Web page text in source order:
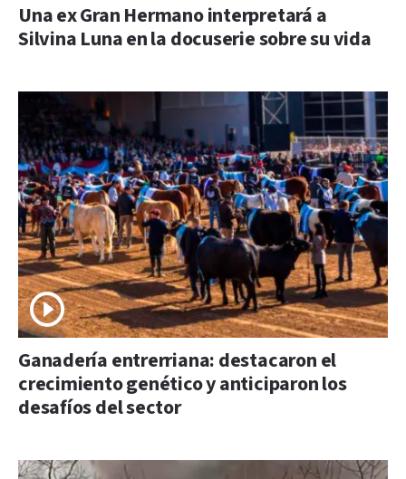
Una ex Gran Hermano interpretará a
Silvina Luna en la docuserie sobre su vida
Ganadería entrerriana: destacaron el
crecimiento genético y anticiparon los
desafíos del sector